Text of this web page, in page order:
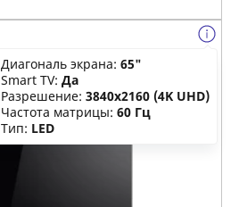
Диагональ экрана: 65"
Smart TV: Да
Разрешение: 3840x2160 (4K UHD)
Частота матрицы: 60 Гц
Тип: LED